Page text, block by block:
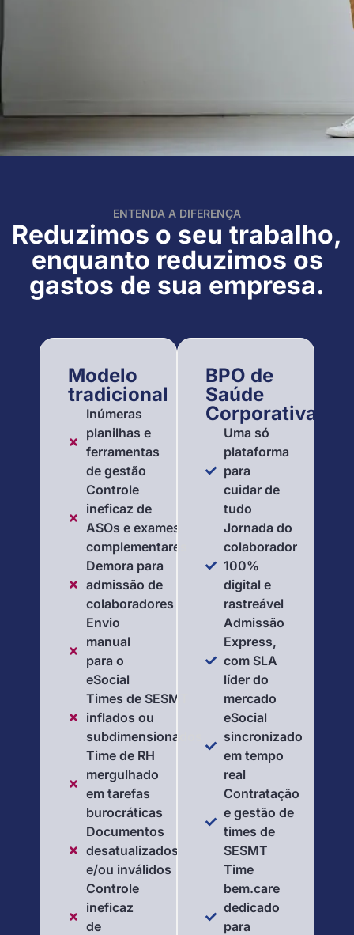
ENTENDA A DIFERENÇA
Reduzimos o seu trabalho,
enquanto reduzimos os
gastos de sua empresa.
Modelo
tradicional
Inúmeras
planilhas e
ferramentas
de gestão
Controle
ineficaz de
ASOs e exames
complementares
Demora para
admissão de
colaboradores
Envio
manual
para o
eSocial
Times de SESMT
inflados ou
subdimensionados
Time de RH
mergulhado
em tarefas
burocráticas
Documentos
desatualizados
e/ou inválidos
Controle
ineficaz
de
BPO de
Saúde
Corporativa
Uma só
plataforma
para
cuidar de
tudo
Jornada do
colaborador
100%
digital e
rastreável
Admissão
Express,
com SLA
líder do
mercado
eSocial
sincronizado
em tempo
real
Contratação
e gestão de
times de
SESMT
Time
bem.care
dedicado
para